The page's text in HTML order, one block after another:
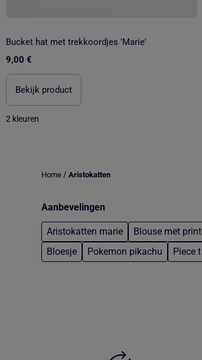
Bucket hat met trekkoordjes 'Marie'
9,00 €
Bekijk product
2 kleuren
Home / Aristokatten
Aanbevelingen
Aristokatten marie Blouse met print
Bloesje
Pokemon pikachu Piece t